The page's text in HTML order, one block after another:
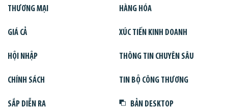
THƯƠNG MẠI HÀNG HÓA
GIÁ CẢ XÚC TIẾN KINH DOANH
HỘI NHẬP THÔNG TIN CHUYÊN SÂU
CHÍNH SÁCH TIN BỘ CÔNG THƯƠNG
SẮP DIỄN RA BẢN DESKTOP